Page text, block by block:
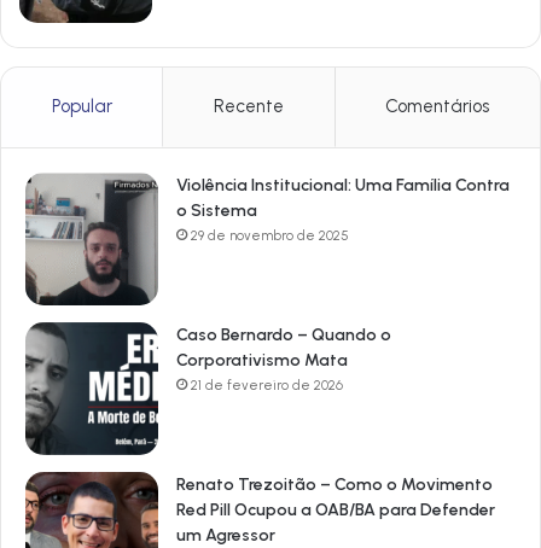
Popular Recente Comentários
Violência Institucional: Uma Família Contra
o Sistema
29 de novembro de 2025
Caso Bernardo – Quando o
Corporativismo Mata
21 de fevereiro de 2026
Renato Trezoitão – Como o Movimento
Red Pill Ocupou a OAB/BA para Defender
um Agressor